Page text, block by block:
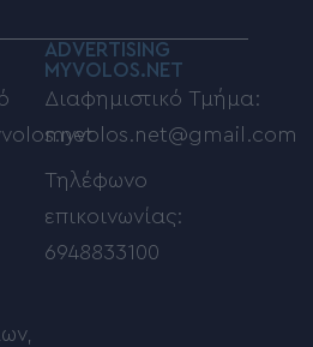
ADVERTISING
MYVOLOS.NET
Διαφημιστικό Τμήμα:
myvolos.net@gmail.com
Τηλέφωνο
επικοινωνίας:
6948833100